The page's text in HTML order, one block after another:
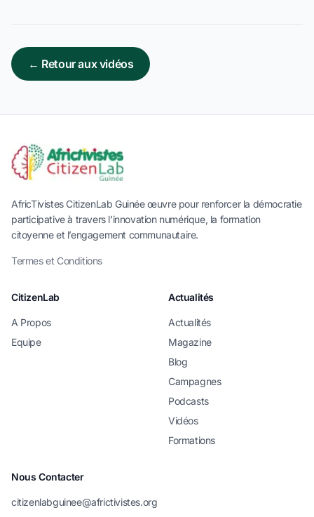
← Retour aux vidéos
AfricTivistes CitizenLab Guinée œuvre pour renforcer la démocratie
participative à travers l’innovation numérique, la formation
citoyenne et l’engagement communautaire.
Termes et Conditions
CitizenLab
A Propos
Equipe
Actualités
Actualités
Magazine
Blog
Campagnes
Podcasts
Vidéos
Formations
Nous Contacter
citizenlabguinee@africtivistes.org